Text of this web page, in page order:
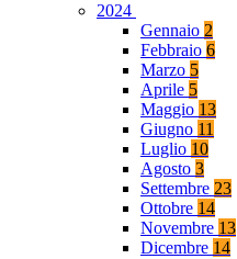
2024
Gennaio 2
Febbraio 6
Marzo 5
Aprile 5
Maggio 13
Giugno 11
Luglio 10
Agosto 3
Settembre 23
Ottobre 14
Novembre 13
Dicembre 14